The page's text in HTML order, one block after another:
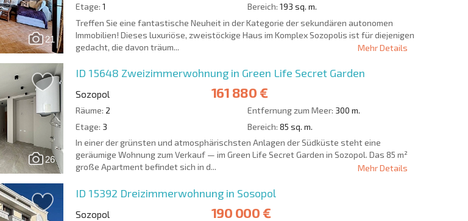
21
Etage: 1 Bereich: 193 sq. m.
Treffen Sie eine fantastische Neuheit in der Kategorie der sekundären autonomen
Immobilien! Dieses luxuriöse, zweistöckige Haus im Komplex Sozopolis ist für diejenigen
gedacht, die davon träum...
Mehr Details
26
ID 15648 Zweizimmerwohnung in Green Life Secret Garden
Sozopol 161 880 €
Räume: 2 Entfernung zum Meer: 300 m.
Etage: 3 Bereich: 85 sq. m.
In einer der grünsten und atmosphärischsten Anlagen der Südküste steht eine
geräumige Wohnung zum Verkauf — im Green Life Secret Garden in Sozopol. Das 85 m²
große Apartment befindet sich in d...
Mehr Details
ID 15392 Dreizimmerwohnung in Sosopol
Sozopol 190 000 €